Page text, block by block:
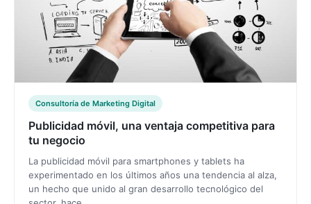
Consultoría de Marketing Digital
Publicidad móvil, una ventaja competitiva para
tu negocio
La publicidad móvil para smartphones y tablets ha
experimentado en los últimos años una tendencia al alza,
un hecho que unido al gran desarrollo tecnológico del